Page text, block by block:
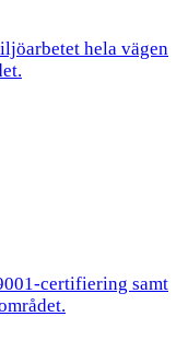
hela vägen
certifiering samt